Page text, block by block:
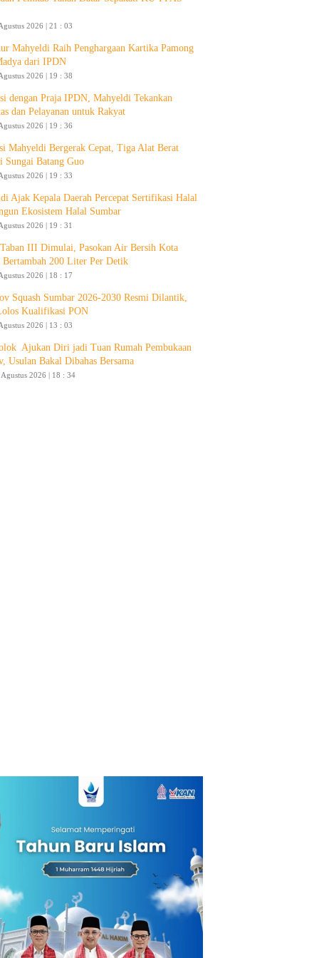
2026 | 21 : 03
Mahyeldi Raih Penghargaan Kartika Pamong
dari IPDN
2026 | 19 : 38
dengan Praja IPDN, Mahyeldi Tekankan
dan Pelayanan untuk Rakyat
2026 | 19 : 36
Mahyeldi Bergerak Cepat, Tiga Alat Berat
Sungai Batang Guo
2026 | 19 : 33
Ajak Kepala Daerah Percepat Sertifikasi Halal
Ekosistem Halal Sumbar
2026 | 19 : 31
III Dimulai, Pasokan Air Bersih Kota
Bertambah 200 Liter Per Detik
2026 | 18 : 17
Squash Sumbar 2026-2030 Resmi Dilantik,
Kualifikasi PON
2026 | 13 : 03
Ajukan Diri jadi Tuan Rumah Pembukaan
Usulan Bakal Dibahas Bersama
Agustus 2026 | 18 : 34